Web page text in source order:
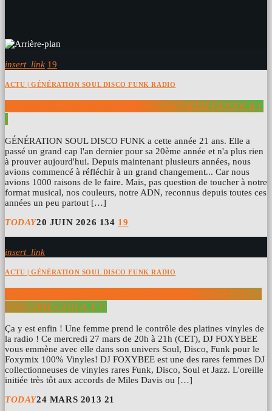
insert_link 19
ACTU | GÉNÉRATION SOUL DISCO FUNK RADIO
GÉNÉRATION SOUL DISCO FUNK DEVIENT GOODLIFE
!
GÉNÉRATION SOUL DISCO FUNK a cette année 21 ans. Elle a
passé un grand cap l'an dernier pour sa 20ème année et n'a plus rien
à prouver aujourd'hui. Depuis maintenant plusieurs années, nous
avions commencé à réfléchir à un grand changement... Car nous
avions 1000 raisons de le faire. Mais, pas question de toucher à notre
format musical, nos couleurs, notre ADN, reconnus depuis toutes ces
années un peu partout […]
TODAY20 JUIN 2026 134 19
insert_link
ACTU | GÉNÉRATION SOUL DISCO FUNK RADIO
FOXYMIX 100% VINYLES BY DJ FOXYBEE MERCREDI
27/03, 20H – 21H (CET)
Ça y est enfin ! Une femme prend le contrôle des platines vinyles de
la radio ! Ce mercredi 27 mars de 20h à 21h (CET), DJ FOXYBEE
vous emmène avec elle dans son univers Soul, Disco, Funk pour le
Foxymix 100% Vinyles! DJ FOXYBEE est une des rares femmes DJ
collectionneuses de vinyles rares Funk, Disco, Soul et Jazz. L'oreille
initiée très tôt aux accords de Miles Davis ou […]
TODAY24 MARS 2013 21